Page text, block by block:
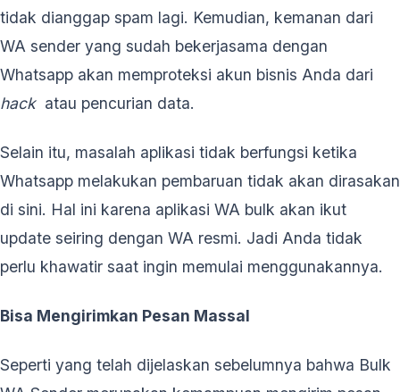
tidak dianggap spam lagi. Kemudian, kemanan dari
WA sender yang sudah bekerjasama dengan
Whatsapp akan memproteksi akun bisnis Anda dari
hack atau pencurian data.
Selain itu, masalah aplikasi tidak berfungsi ketika
Whatsapp melakukan pembaruan tidak akan dirasakan
di sini. Hal ini karena aplikasi WA bulk akan ikut
update seiring dengan WA resmi. Jadi Anda tidak
perlu khawatir saat ingin memulai menggunakannya.
Bisa Mengirimkan Pesan Massal
Seperti yang telah dijelaskan sebelumnya bahwa Bulk